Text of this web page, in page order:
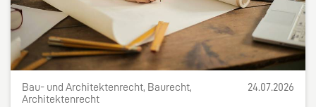
Bau- und Architektenrecht, Baurecht,
Architektenrecht
24.07.2026